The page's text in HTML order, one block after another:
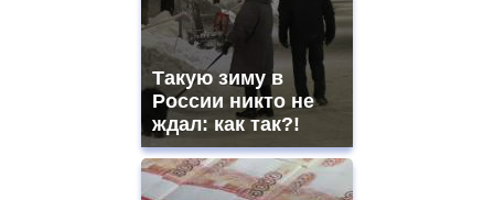
Такую зиму в
России никто не
ждал: как так?!